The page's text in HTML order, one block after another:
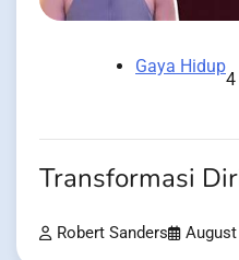
Gaya Hidup
4
Transformasi
Robert Sanders August